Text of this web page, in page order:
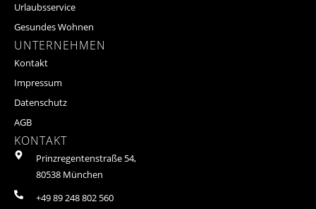
Urlaubsservice
Gesundes Wohnen
UNTERNEHMEN
Kontakt
Impressum
Datenschutz
AGB
KONTAKT
Prinzregentenstraße 54,
80538 München
+49 89 248 802 560